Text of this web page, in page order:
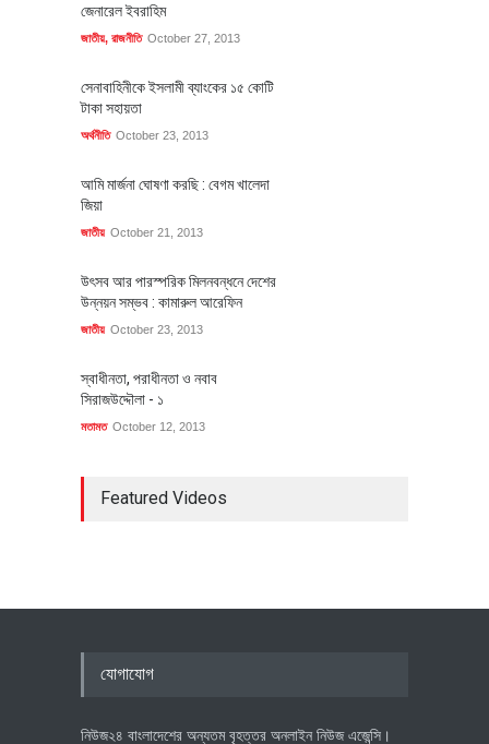
জেনারেল ইবরাহিম
জাতীয়, রাজনীতি October 27, 2013
সেনাবাহিনীকে ইসলামী ব্যাংকের ১৫ কোটি
টাকা সহায়তা
অর্থনীতি October 23, 2013
আমি মার্জনা ঘোষণা করছি : বেগম খালেদা
জিয়া
জাতীয় October 21, 2013
উৎসব আর পারস্পরিক মিলনবন্ধনে দেশের
উন্নয়ন সম্ভব : কামারুল আরেফিন
জাতীয় October 23, 2013
স্বাধীনতা, পরাধীনতা ও নবাব
সিরাজউদ্দৌলা - ১
মতামত October 12, 2013
Featured Videos
যোগাযোগ
নিউজ২৪ বাংলাদেশের অন্যতম বৃহত্তর অনলাইন নিউজ এজেন্সি।